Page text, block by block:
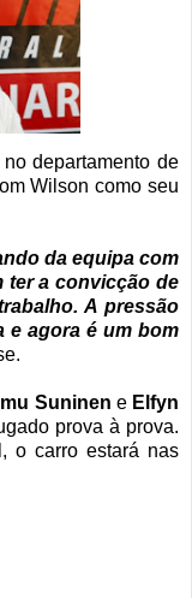
departamento de
Wilson como seu
da equipa com
ter a convicção de
A pressão
e agora é um bom
Suninen e Elfyn
prova à prova.
o carro estará nas